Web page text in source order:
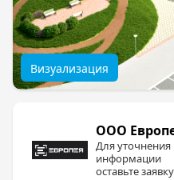
Визуализация
ООО
Для
информации
оставьте